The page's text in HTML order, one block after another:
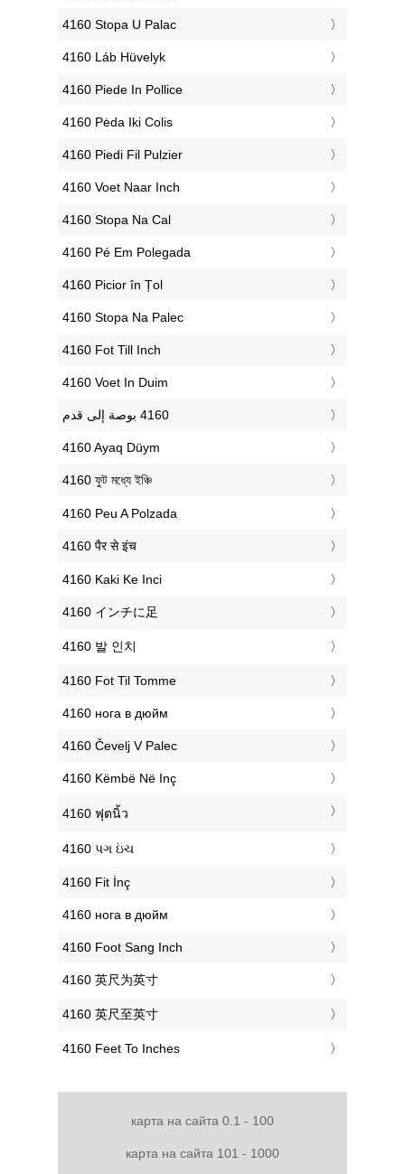
‎4160 Stopa U Palac
‎4160 Láb Hüvelyk
‎4160 Piede In Pollice
‎4160 Pėda Iki Colis
‎4160 Piedi Fil Pulzier
‎4160 Voet Naar Inch
‎4160 Stopa Na Cal
‎4160 Pé Em Polegada
‎4160 Picior în Țol
‎4160 Stopa Na Palec
‎4160 Fot Till Inch
‎4160 Voet In Duim
‎4160 Ayaq Düym
‎4160 ফুট মধ্যে ইঞ্চি
‎4160 Peu A Polzada
‎4160 पैर से इंच
‎4160 Kaki Ke Inci
‎4160 インチに足
‎4160 발 인치
‎4160 Fot Til Tomme
‎4160 нога в дюйм
‎4160 Čevelj V Palec
‎4160 Këmbë Në Inç
‎4160 ฟุตนิ้ว
‎4160 પગ ઇંચ
‎4160 Fit İnç
‎4160 нога в дюйм
‎4160 Foot Sang Inch
‎4160 英尺为英寸
‎4160 英尺至英寸
‎4160 Feet To Inches
карта на сайта 0.1 - 100
карта на сайта 101 - 1000